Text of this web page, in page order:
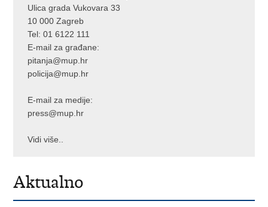
Ulica grada Vukovara 33
10 000 Zagreb
Tel:01 6122 111
E-mail za građane:
pitanja@mup.hr
policija@mup.hr
E-mail za medije:
press@mup.hr
Vidi više..
Aktualno